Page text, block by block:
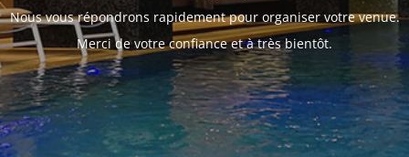
Nous vous répondrons rapidement pour organiser votre venue.
Merci de votre confiance et à très bientôt.